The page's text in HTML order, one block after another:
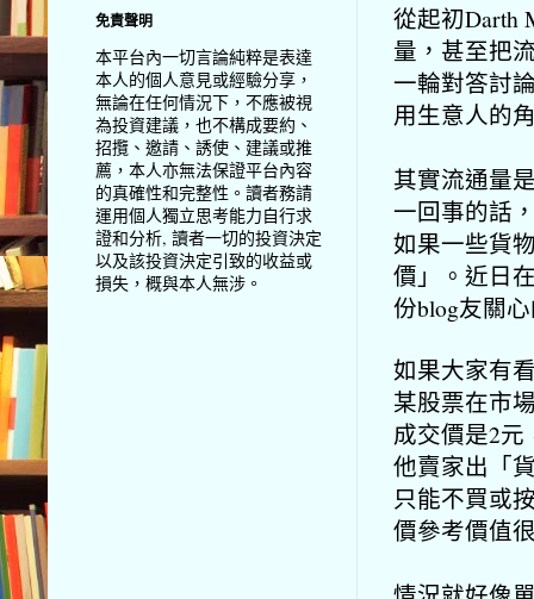
從起初Darth
量，甚至把
一輪對答討
用生意人的
其實流通量
一回事的話
如果一些貨
價」。近日
份blog友關
如果大家有
某股票在市
成交價是2
他賣家出「
只能不買或
價參考價值
免責聲明
本平台內一切言論純粹是表達
本人的個人意見或經驗分享，
無論在任何情況下，不應被視
為投資建議，也不構成要約、
招攬、邀請、誘使、建議或推
薦，本人亦無法保證平台內容
的真確性和完整性。讀者務請
運用個人獨立思考能力自行求
證和分析, 讀者一切的投資決定
以及該投資決定引致的收益或
損失，概與本人無涉。